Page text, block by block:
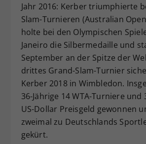
Jahr 2016: Kerber triumphierte
Slam-Turnieren (Australian
holte bei den Olympischen
Janeiro die Silbermedaille und
September an der Spitze der
drittes Grand-Slam-Turnier
Kerber 2018 in Wimbledon.
36-Jährige 14 WTA-Turniere und
US-Dollar Preisgeld gewonnen
zweimal zu Deutschlands
gekürt.